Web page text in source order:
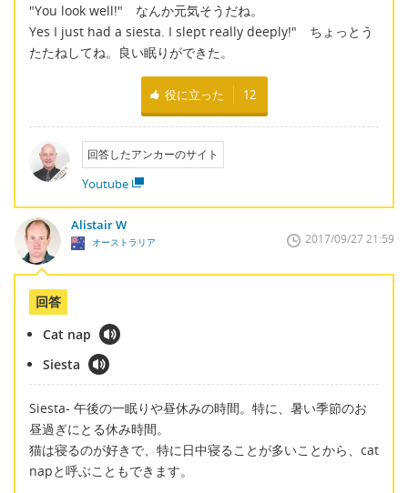
"You look well!" なんか元気そうだね。
Yes I just had a siesta. I slept really deeply!" ちょっとう
たたねしてね。良い眠りができた。
役に立った 12
回答したアンカーのサイト
Youtube
Alistair W
オーストラリア 2017/09/27 21:59
回答
Cat nap
Siesta
Siesta- 午後の一眠りや昼休みの時間。特に、暑い季節のお
昼過ぎにとる休み時間。
猫は寝るのが好きで、特に日中寝ることが多いことから、cat
napと呼ぶこともできます。